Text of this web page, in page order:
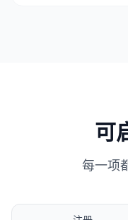
可
每一项